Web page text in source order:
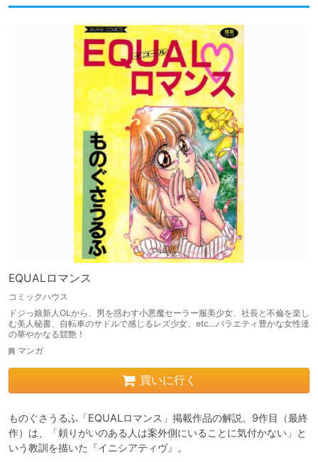
EQUALロマンス
コミックハウス
ドジっ娘新人OLから、男を惑わす小悪魔セーラー服美少女、社長と不倫を楽し
む美人秘書、自転車のサドルで感じるレズ少女、etc…バラエティ豊かな女性達
の華やかなる競艶！
マンガ
買いに行く
ものぐさうるふ「EQUALロマンス」掲載作品の解説。9作目（最終
作）は、「頼りがいのある人は案外側にいることに気付かない」と
いう教訓を描いた『イニシアティヴ』。